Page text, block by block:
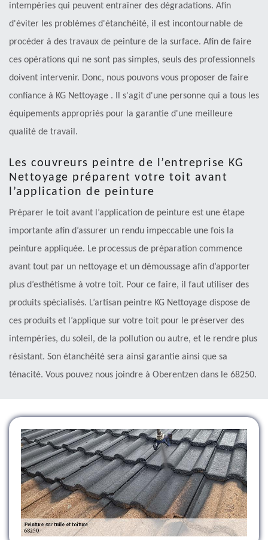
intempéries qui peuvent entraîner des dégradations. Afin
d'éviter les problèmes d'étanchéité, il est incontournable de
procéder à des travaux de peinture de la surface. Afin de faire
ces opérations qui ne sont pas simples, seuls des professionnels
doivent intervenir. Donc, nous pouvons vous proposer de faire
confiance à KG Nettoyage . Il s'agit d'une personne qui a tous les
équipements appropriés pour la garantie d'une meilleure
qualité de travail.
Les couvreurs peintre de l’entreprise KG
Nettoyage préparent votre toit avant
l’application de peinture
Préparer le toit avant l’application de peinture est une étape
importante afin d’assurer un rendu impeccable une fois la
peinture appliquée. Le processus de préparation commence
avant tout par un nettoyage et un démoussage afin d’apporter
plus d’esthétisme à votre toit. Pour ce faire, il faut utiliser des
produits spécialisés. L’artisan peintre KG Nettoyage dispose de
ces produits et l’applique sur votre toit pour le préserver des
intempéries, du soleil, de la pollution ou autre, et le rendre plus
résistant. Son étanchéité sera ainsi garantie ainsi que sa
ténacité. Vous pouvez nous joindre à Oberentzen dans le 68250.